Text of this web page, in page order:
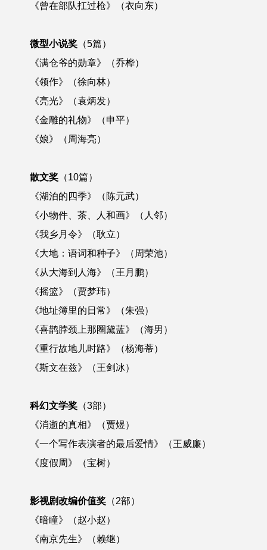
《曾在部队扛过枪》（衣向东）
微型小说奖 （5篇）
《满仓爷的勋章》（乔桦）
《领作》（徐向林）
《亮光》（袁炳发）
《金雕的礼物》（申平）
《娘》（周海亮）
散文奖 （10篇）
《湖泊的四季》（陈元武）
《小物件、茶、人和画》（人邻）
《我乡月令》（耿立）
《大地：语词和种子》（周荣池）
《从大海到人海》（王月鹏）
《摇篮》（贾梦玮）
《地址簿里的日常》（朱强）
《喜鹊脖颈上那圈黛蓝》（海男）
《重行故地儿时路》（杨海蒂）
《斯文在兹》（王剑冰）
科幻文学奖 （3部）
《消逝的真相》（贾煜）
《一个写作表演者的最后爱情》（王威廉）
《度假周》（宝树）
影视剧改编价值奖 （2部）
《暗瞳》（赵小赵）
《南京先生》（赖继）